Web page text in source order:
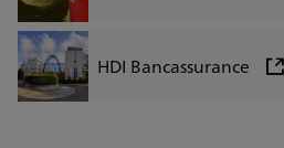
HDI Bancassurance